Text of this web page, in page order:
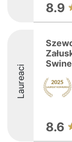
8.9
Laureaci
8.6